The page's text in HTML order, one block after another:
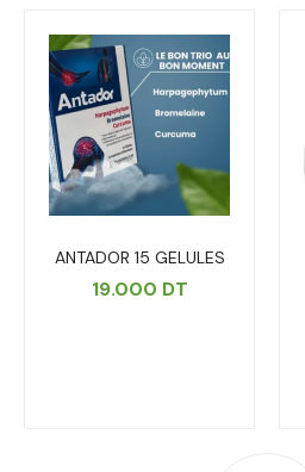
ANTADOR 15 GELULES
19.000 DT